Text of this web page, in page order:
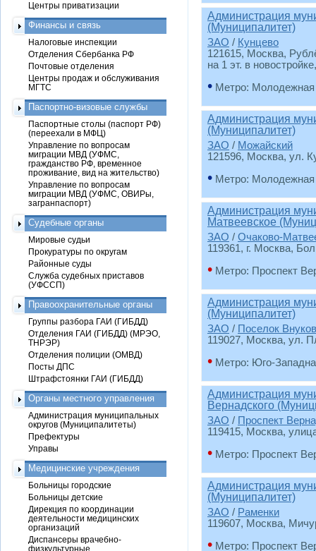
Администрация
(Муниципалитет)
ЗАО / Кунцево
121615, Москва,
на 1 эт. в
• Метро: Молодежная
Администрация
(Муниципалитет)
ЗАО / Можайский
121596, Москва, ул.
• Метро: Молодежная
Администрация
Матвеевское
ЗАО / Очаково-
119361, г. Москва,
• Метро: Проспект
Администрация
(Муниципалитет)
ЗАО / Поселок
119027, Москва, ул.
• Метро: Юго-
Администрация
Вернадского
ЗАО / Проспект
119415, Москва,
• Метро: Проспект
Администрация
(Муниципалитет)
ЗАО / Раменки
119607, Москва,
• Метро: Проспект
Центры приватизации
Финансы и связь
Налоговые инспекции
Отделения Сбербанка РФ
Почтовые отделения
Центры продаж и обслуживания
МГТС
Паспортно-визовые службы
Паспортные столы (паспорт РФ)
(переехали в МФЦ)
Управление по вопросам
миграции МВД (УФМС,
гражданство РФ, временное
проживание, вид на жительство)
Управление по вопросам
миграции МВД (УФМС, ОВИРы,
загранпаспорт)
Судебные органы
Мировые судьи
Прокуратуры по округам
Районные суды
Служба судебных приставов
(УФССП)
Правоохранительные органы
Группы разбора ГАИ (ГИБДД)
Отделения ГАИ (ГИБДД) (МРЭО,
ТНРЭР)
Отделения полиции (ОМВД)
Посты ДПС
Штрафстоянки ГАИ (ГИБДД)
Органы местного управления
Администрация муниципальных
округов (Муниципалитеты)
Префектуры
Управы
Медицинские учреждения
Больницы городские
Больницы детские
Дирекция по координации
деятельности медицинских
организаций
Диспансеры врачебно-
физкультурные